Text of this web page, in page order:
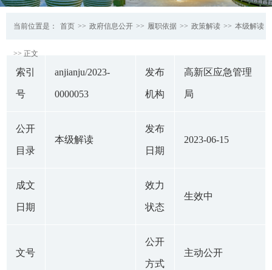
当前位置是： 首页 >> 政府信息公开 >> 履职依据 >> 政策解读 >> 本级解读
>> 正文
索引
号
anjianju/2023-
0000053
发布
机构
高新区应急管理
局
公开
目录
本级解读
发布
日期
2023-06-15
成文
日期
效力
状态
生效中
文号
公开
方式
主动公开